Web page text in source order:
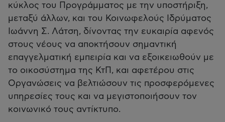
κύκλος του Προγράμματος με την υποστήριξη,
μεταξύ άλλων, και του Κοινωφελούς Ιδρύματος
Ιωάννη Σ. Λάτση, δίνοντας την ευκαιρία αφενός
στους νέους να αποκτήσουν σημαντική
επαγγελματική εμπειρία και να εξοικειωθούν με
το οικοσύστημα της ΚτΠ, και αφετέρου στις
Οργανώσεις να βελτιώσουν τις προσφερόμενες
υπηρεσίες τους και να μεγιστοποιήσουν τον
κοινωνικό τους αντίκτυπο.